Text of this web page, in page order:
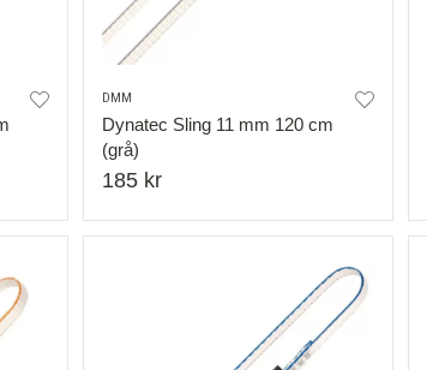
DMM
Dynatec Sling 11 mm 120 cm
(grå)
185 kr